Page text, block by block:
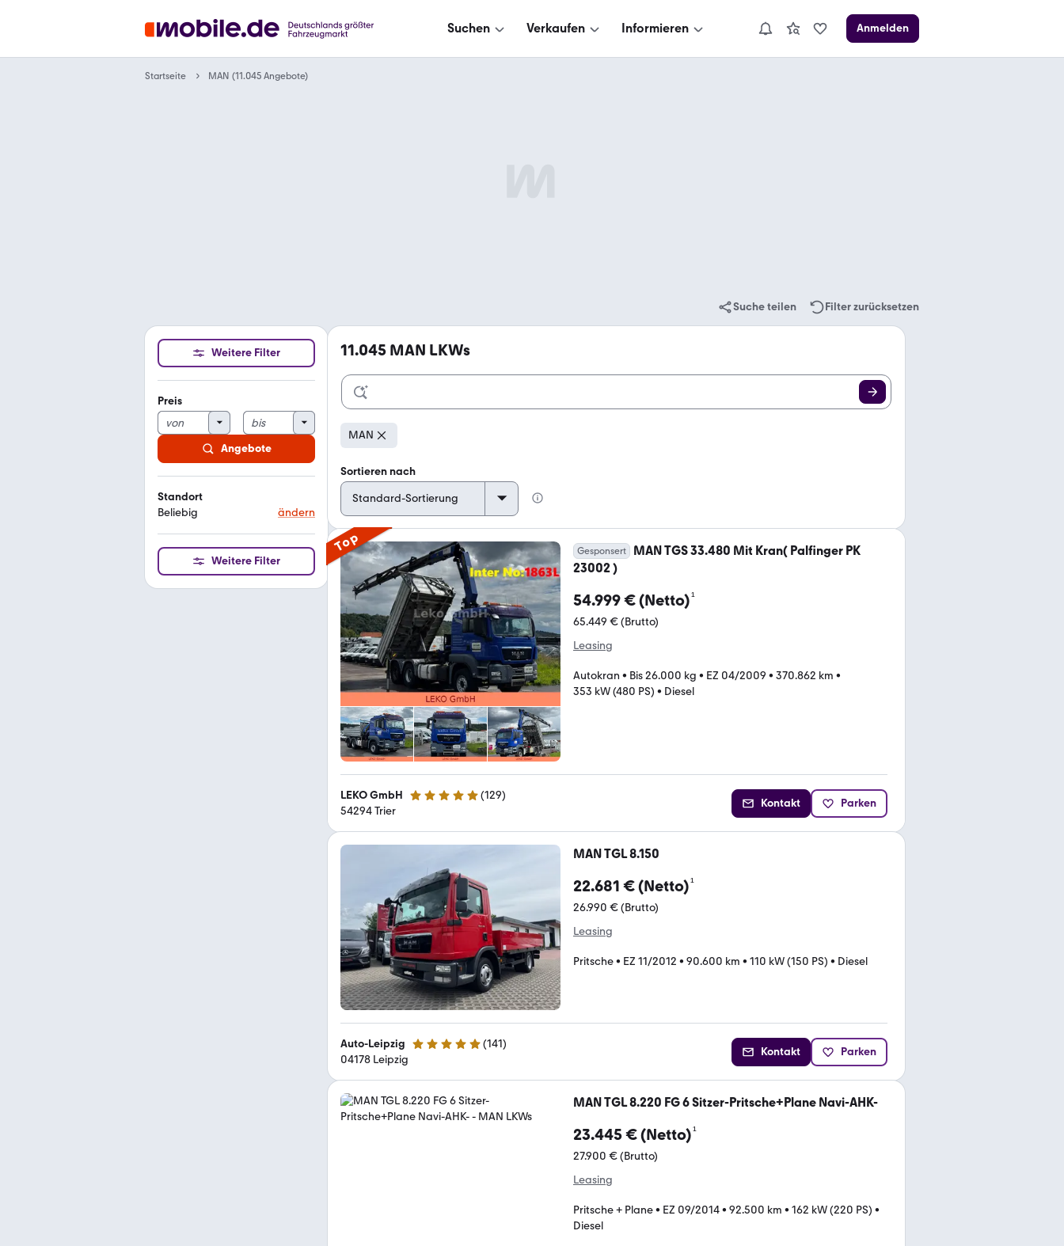
Suchen Verkaufen Informieren Anmelden
Startseite MAN (11.045 Angebote)
Suche teilen Filter zurücksetzen
Weitere Filter
Preis
Angebote
Standort
Beliebig
ändern
Weitere Filter
11.045 MAN LKWs
MAN
Sortieren nach
Top Gesponsert
MAN TGS 33.480 Mit Kran( Palfinger PK
23002 )
54.999 € (Netto)¹
65.449 € (Brutto)
Leasing
Autokran • Bis 26.000 kg • EZ 04/2009 • 370.862 km •
353 kW (480 PS) • Diesel
LEKO GmbH 4.9 Sterne (129)
54294 Trier
Kontakt Parken
MAN TGL 8.150
22.681 € (Netto)¹
26.990 € (Brutto)
Leasing
Pritsche• EZ 11/2012 • 90.600 km • 110 kW (150 PS) • Diesel
Auto-Leipzig 4.8 Sterne (141)
04178 Leipzig
Kontakt Parken
MAN TGL 8.220 FG 6 Sitzer-Pritsche+Plane Navi-AHK-
23.445 € (Netto)¹
27.900 € (Brutto)
Leasing
Pritsche + Plane• EZ 09/2014• 92.500 km • 162 kW (220 PS) •
Diesel